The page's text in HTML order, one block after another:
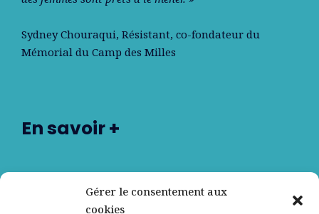
Gérer le consentement aux
cookies
Sydney Chouraqui, Résistant, co-fondateur du
Mémorial du Camp des Milles
En savoir +
Nos partenaires